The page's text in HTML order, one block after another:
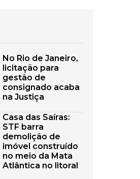
No Rio de Janeiro,
licitação para
gestão de
consignado acaba
na Justiça
Casa das Saíras:
STF barra
demolição de
imóvel construído
no meio da Mata
Atlântica no litoral